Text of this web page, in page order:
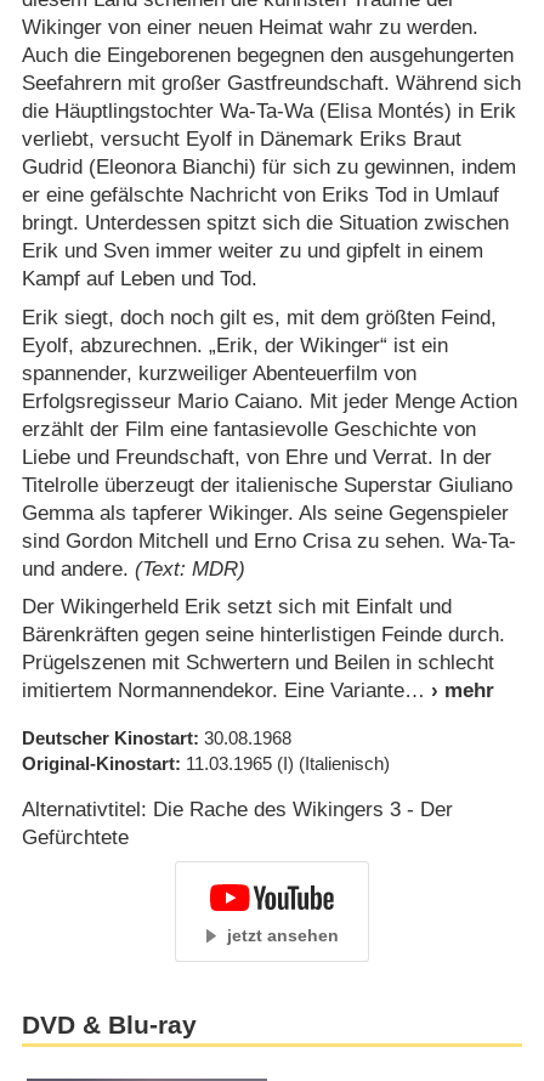
Wikinger von einer neuen Heimat wahr zu werden.
Auch die Eingeborenen begegnen den ausgehungerten
Seefahrern mit großer Gastfreundschaft. Während sich
die Häuptlingstochter Wa-Ta-Wa (Elisa Montés) in Erik
verliebt, versucht Eyolf in Dänemark Eriks Braut
Gudrid (Eleonora Bianchi) für sich zu gewinnen, indem
er eine gefälschte Nachricht von Eriks Tod in Umlauf
bringt. Unterdessen spitzt sich die Situation zwischen
Erik und Sven immer weiter zu und gipfelt in einem
Kampf auf Leben und Tod.
Erik siegt, doch noch gilt es, mit dem größten Feind,
Eyolf, abzurechnen. „Erik, der Wikinger“ ist ein
spannender, kurzweiliger Abenteuerfilm von
Erfolgsregisseur Mario Caiano. Mit jeder Menge Action
erzählt der Film eine fantasievolle Geschichte von
Liebe und Freundschaft, von Ehre und Verrat. In der
Titelrolle überzeugt der italienische Superstar Giuliano
Gemma als tapferer Wikinger. Als seine Gegenspieler
sind Gordon Mitchell und Erno Crisa zu sehen. Wa-Ta-
und andere. (Text: MDR)
Der Wikingerheld Erik setzt sich mit Einfalt und
Bärenkräften gegen seine hinterlistigen Feinde durch.
Prügelszenen mit Schwertern und Beilen in schlecht
imitiertem Normannendekor. Eine Variante
Deutscher Kinostart 30.08.1968
Original-Kinostart 11.03.1965 (I) (Italienisch)
Alternativtitel: Die Rache des Wikingers 3 - Der
Gefürchtete
jetzt ansehen
DVD & Blu-ray